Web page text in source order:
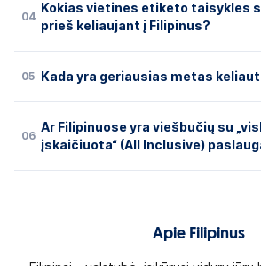
04
Kokias vietines etiketo taisykles
prieš keliaujant į Filipinus?
05 Kada yra geriausias metas
06
Ar Filipinuose yra viešbučių su
įskaičiuota“ (All Inclusive)
Apie Filipinus